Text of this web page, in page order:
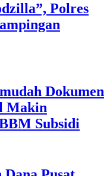
Polres
Dokumen
Makin
Subsidi